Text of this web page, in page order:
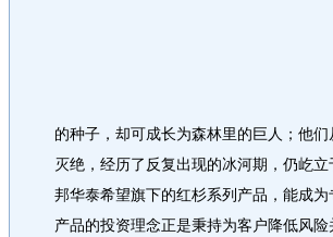
的种子，却可成长为森林里的巨人；他
灭绝，经历了反复出现的冰河期，仍屹
邦华泰希望旗下的红杉系列产品，能成
产品的投资理念正是秉持为客户降低风